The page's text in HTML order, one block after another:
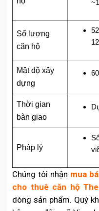
Số lượng
căn hộ
Mật độ xây
dựng
Thời gian
bàn giao
Pháp lý
Chúng tôi nhận mua
cho thuê căn hộ
dòng sản phẩm. Quý